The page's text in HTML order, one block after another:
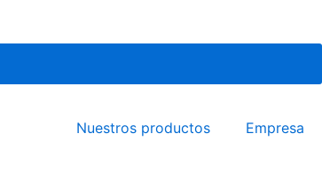
Nuestros productos Empresa